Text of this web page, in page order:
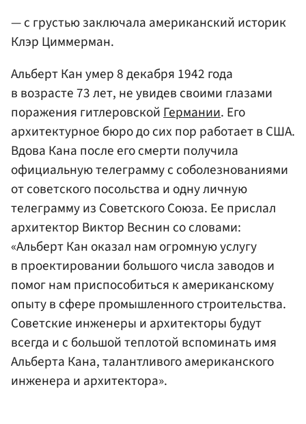
— с грустью заключала американский историк
Клэр Циммерман.
Альберт Кан умер 8 декабря 1942 года
в возрасте 73 лет, не увидев своими глазами
поражения гитлеровскойГермании. Его
архитектурное бюро до сих пор работает в США.
Вдова Кана после его смерти получила
официальную телеграмму с соболезнованиями
от советского посольства и одну личную
телеграмму из Советского Союза. Ее прислал
архитектор Виктор Веснин со словами:
«Альберт Кан оказал нам огромную услугу
в проектировании большого числа заводов и
помог нам приспособиться к американскому
опыту в сфере промышленного строительства.
Советские инженеры и архитекторы будут
всегда и с большой теплотой вспоминать имя
Альберта Кана, талантливого американского
инженера и архитектора».